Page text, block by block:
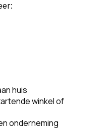
huis
winkel of
onderneming